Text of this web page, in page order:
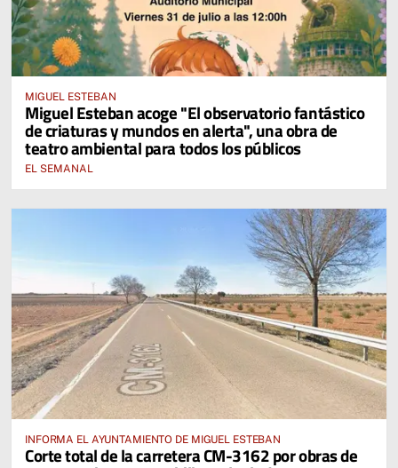
MIGUEL ESTEBAN
Miguel Esteban acoge "El observatorio fantástico
de criaturas y mundos en alerta", una obra de
teatro ambiental para todos los públicos
EL SEMANAL
INFORMA EL AYUNTAMIENTO DE MIGUEL ESTEBAN
Corte total de la carretera CM-3162 por obras de